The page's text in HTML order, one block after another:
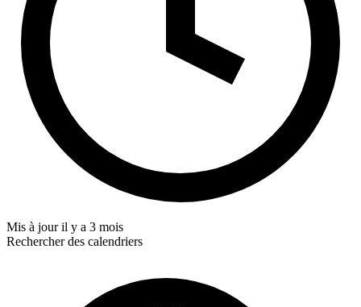
Mis à jour il y a 3 mois
Rechercher des calendriers